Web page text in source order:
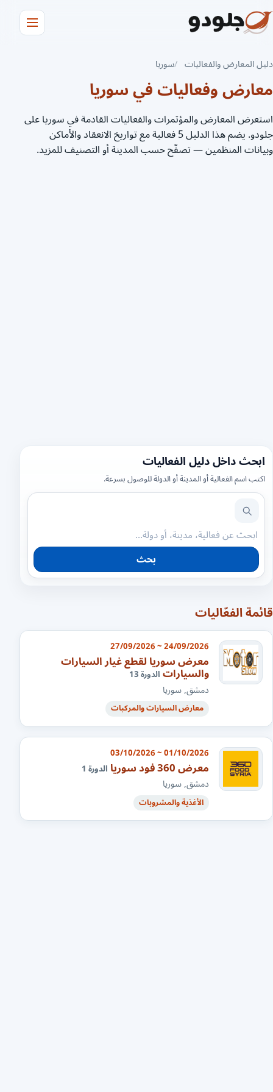
دليل المعارض والفعاليات سوريا
معارض وفعاليات في سوريا
استعرض المعارض والمؤتمرات والفعاليات القادمة في سوريا على
جلودو. يضم هذا الدليل 5 فعالية مع تواريخ الانعقاد والأماكن
وبيانات المنظمين — تصفّح حسب المدينة أو التصنيف للمزيد.
ابحث داخل دليل الفعاليات
اكتب اسم الفعالية أو المدينة أو الدولة للوصول بسرعة.
بحث
قائمة الفعّاليات
24/09/2026 ~ 27/09/2026
معرض سوريا لقطع غيار السيارات
والسياراتالدورة 13
دمشق, سوريا
معارض السيارات والمركبات
01/10/2026 ~ 03/10/2026
معرض 360 فود سوريا الدورة 1
دمشق, سوريا
الأغذية والمشروبات